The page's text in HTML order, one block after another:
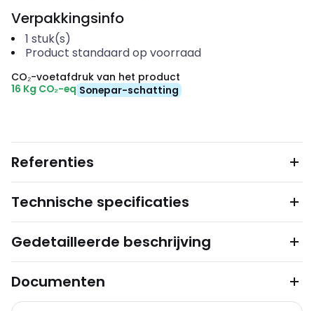
Verpakkingsinfo
1 stuk(s)
Product standaard op voorraad
CO₂-voetafdruk van het product
16 Kg CO₂-eq Sonepar-schatting
Referenties
Technische specificaties
Gedetailleerde beschrijving
Documenten